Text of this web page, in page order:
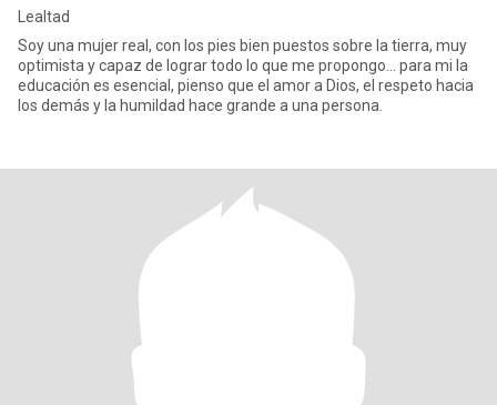
Lealtad
Soy una mujer real, con los pies bien puestos sobre la tierra, muy
optimista y capaz de lograr todo lo que me propongo… para mi la
educación es esencial, pienso que el amor a Dios, el respeto hacia
los demás y la humildad hace grande a una persona.